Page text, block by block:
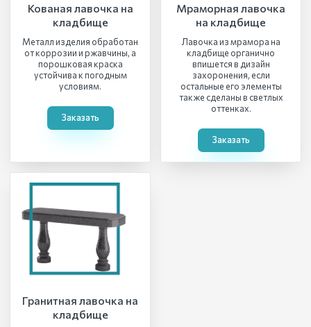
Кованая лавочка на
кладбище
Металл изделия обработан
от коррозии и ржавчины, а
порошковая краска
устойчива к погодным
условиям.
Заказать
Мраморная лавочка
на кладбище
Лавочка из мрамора на
кладбище органично
впишется в дизайн
захоронения, если
остальные его элементы
также сделаны в светлых
оттенках.
Заказать
Гранитная лавочка на
кладбище